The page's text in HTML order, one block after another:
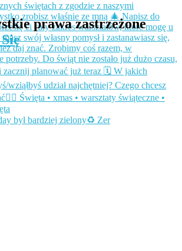
był bardziej zielony♻️ Zer
prawa zastrzeżone